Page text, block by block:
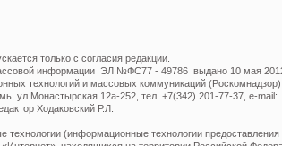
только с согласия редакции.
информации ЭЛ №ФС77 - 49786 выдано 10 мая
технологий и массовых коммуникаций (Роскомнадзор).
ул.Монастырская 12а-252, тел. +7(342) 201-77-37, e-mail:
Ходаковский Р.Л.
(информационные технологии